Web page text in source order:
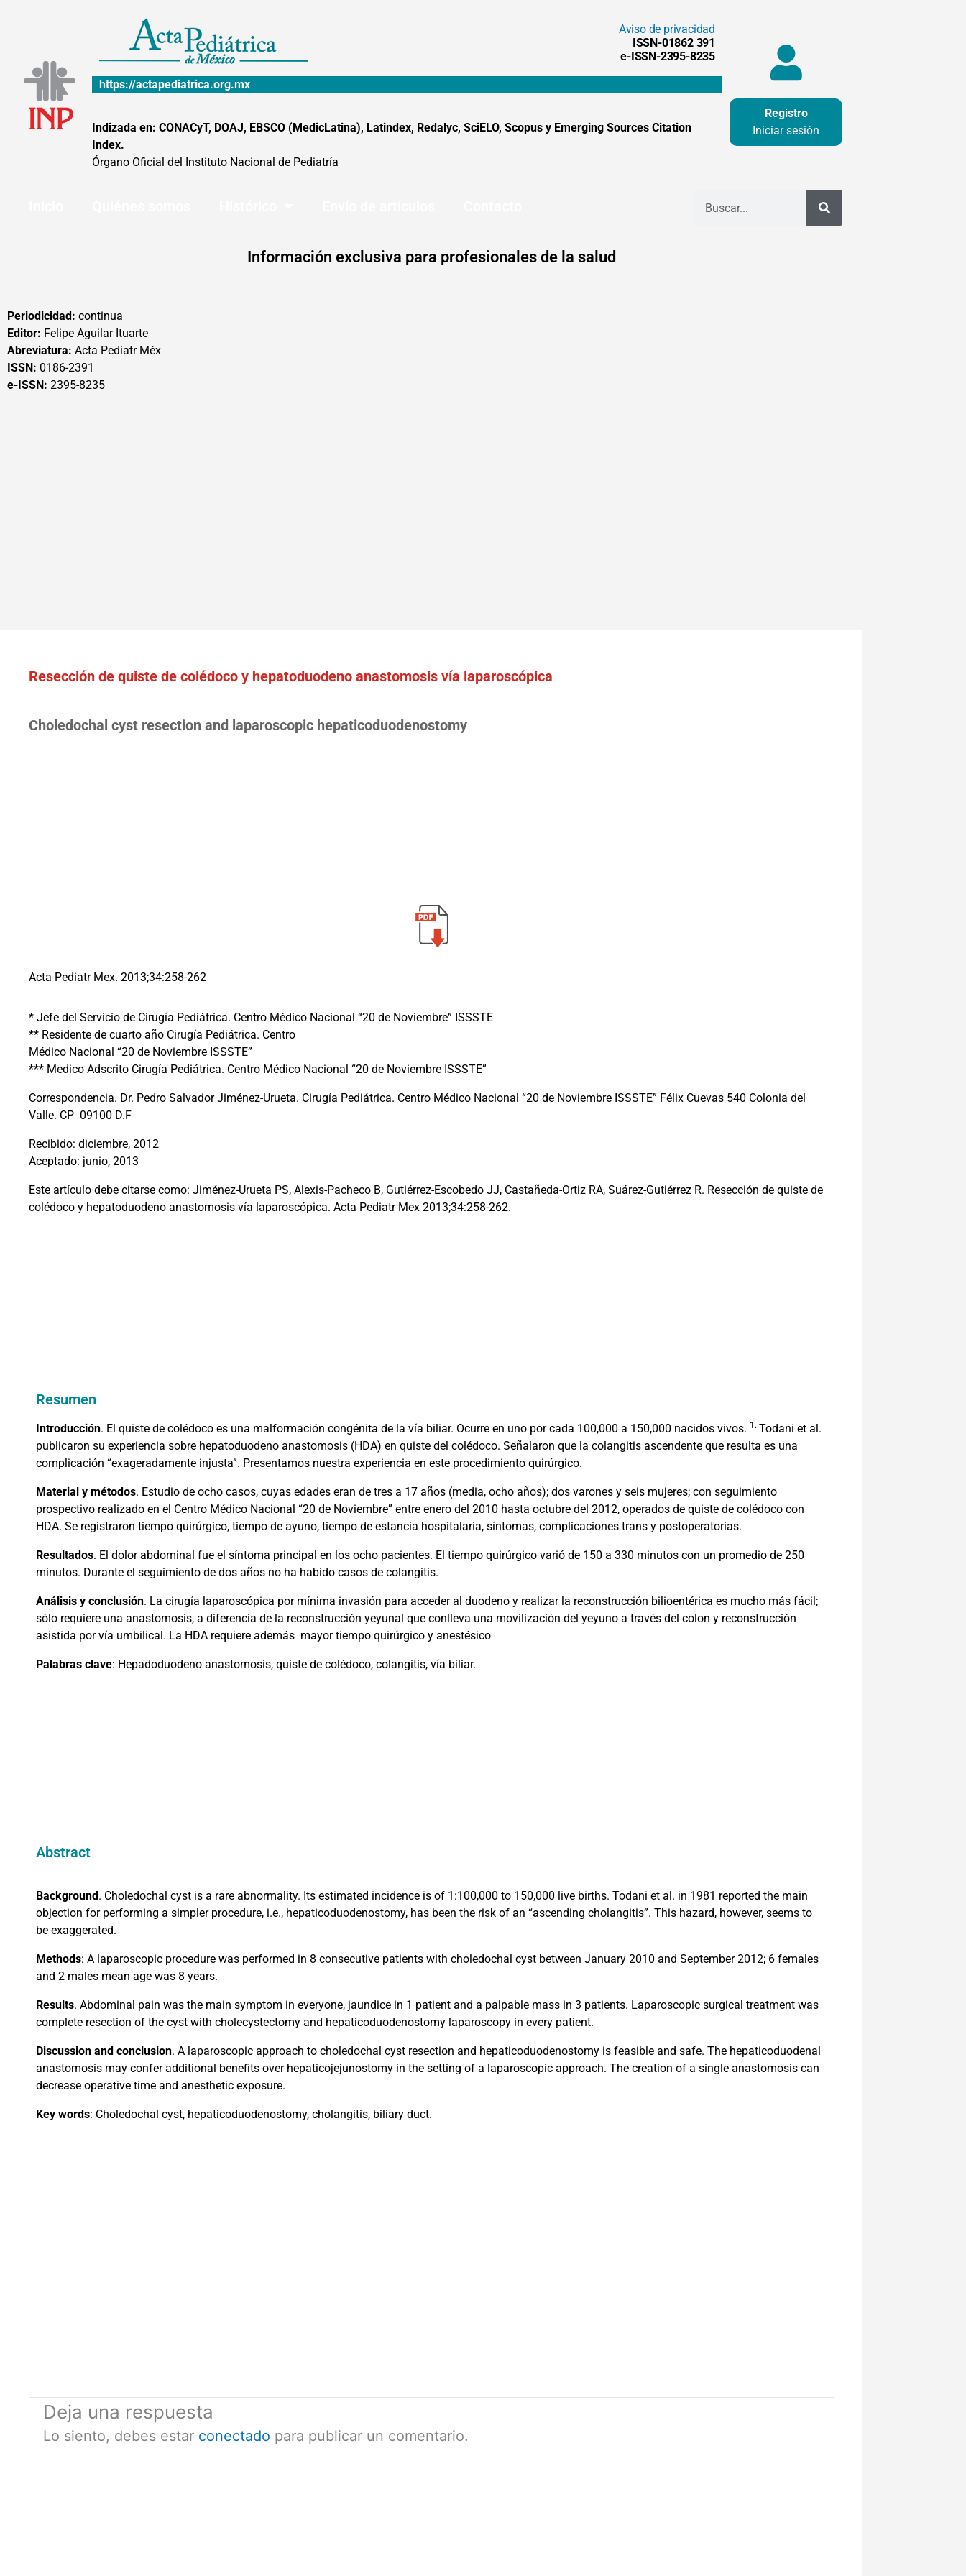
Aviso de privacidad
ISSN-01862 391
e-ISSN-2395-8235
https://actapediatrica.org.mx
Indizada en: CONACyT, DOAJ, EBSCO (MedicLatina), Latindex, Redalyc, SciELO, Scopus y Emerging Sources Citation
Index.
Órgano Oficial del Instituto Nacional de Pediatría
Registro
Iniciar sesión
Información exclusiva para profesionales de la salud
Periodicidad: continua
Editor: Felipe Aguilar Ituarte
Abreviatura: Acta Pediatr Méx
ISSN: 0186-2391
e-ISSN: 2395-8235
Resección de quiste de colédoco y hepatoduodeno anastomosis vía laparoscópica
Choledochal cyst resection and laparoscopic hepaticoduodenostomy
Acta Pediatr Mex. 2013;34:258-262
* Jefe del Servicio de Cirugía Pediátrica. Centro Médico Nacional “20 de Noviembre” ISSSTE
** Residente de cuarto año Cirugía Pediátrica. Centro
Médico Nacional “20 de Noviembre ISSSTE”
*** Medico Adscrito Cirugía Pediátrica. Centro Médico Nacional “20 de Noviembre ISSSTE”
Correspondencia. Dr. Pedro Salvador Jiménez-Urueta. Cirugía Pediátrica. Centro Médico Nacional “20 de Noviembre ISSSTE” Félix Cuevas 540 Colonia del
Valle. CP 09100 D.F
Recibido: diciembre, 2012
Aceptado: junio, 2013
Este artículo debe citarse como: Jiménez-Urueta PS, Alexis-Pacheco B, Gutiérrez-Escobedo JJ, Castañeda-Ortiz RA, Suárez-Gutiérrez R. Resección de quiste de
colédoco y hepatoduodeno anastomosis vía laparoscópica. Acta Pediatr Mex 2013;34:258-262.
Resumen
Introducción. El quiste de colédoco es una malformación congénita de la vía biliar. Ocurre en uno por cada 100,000 a 150,000 nacidos vivos. 1. Todani et al.
publicaron su experiencia sobre hepatoduodeno anastomosis (HDA) en quiste del colédoco. Señalaron que la colangitis ascendente que resulta es una
complicación “exageradamente injusta”. Presentamos nuestra experiencia en este procedimiento quirúrgico.
Material y métodos. Estudio de ocho casos, cuyas edades eran de tres a 17 años (media, ocho años); dos varones y seis mujeres; con seguimiento
prospectivo realizado en el Centro Médico Nacional “20 de Noviembre” entre enero del 2010 hasta octubre del 2012, operados de quiste de colédoco con
HDA. Se registraron tiempo quirúrgico, tiempo de ayuno, tiempo de estancia hospitalaria, síntomas, complicaciones trans y postoperatorias.
Resultados. El dolor abdominal fue el síntoma principal en los ocho pacientes. El tiempo quirúrgico varió de 150 a 330 minutos con un promedio de 250
minutos. Durante el seguimiento de dos años no ha habido casos de colangitis.
Análisis y conclusión. La cirugía laparoscópica por mínima invasión para acceder al duodeno y realizar la reconstrucción bilioentérica es mucho más fácil;
sólo requiere una anastomosis, a diferencia de la reconstrucción yeyunal que conlleva una movilización del yeyuno a través del colon y reconstrucción
asistida por vía umbilical. La HDA requiere además mayor tiempo quirúrgico y anestésico
Palabras clave: Hepadoduodeno anastomosis, quiste de colédoco, colangitis, vía biliar.
Abstract
Background . Choledochal cyst is a rare abnormality. Its estimated incidence is of 1:100,000 to 150,000 live births. Todani et al. in 1981 reported the main
objection for performing a simpler procedure, i.e., hepaticoduodenostomy, has been the risk of an “ascending cholangitis”. This hazard, however, seems to
be exaggerated.
Methods: A laparoscopic procedure was performed in 8 consecutive patients with choledochal cyst between January 2010 and September 2012; 6 females
and 2 males mean age was 8 years.
Results. Abdominal pain was the main symptom in everyone, jaundice in 1 patient and a palpable mass in 3 patients. Laparoscopic surgical treatment was
complete resection of the cyst with cholecystectomy and hepaticoduodenostomy laparoscopy in every patient.
Discussion and conclusion. A laparoscopic approach to choledochal cyst resection and hepaticoduodenostomy is feasible and safe. The hepaticoduodenal
anastomosis may confer additional benefits over hepaticojejunostomy in the setting of a laparoscopic approach. The creation of a single anastomosis can
decrease operative time and anesthetic exposure.
Key words: Choledochal cyst, hepaticoduodenostomy, cholangitis, biliary duct.
Deja una respuesta
Lo siento, debes estar conectado para publicar un comentario.